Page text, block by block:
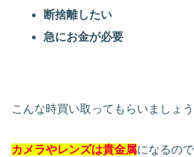
断捨離したい
急にお金が必要
こんな時買い取ってもらいましょう
カメラやレンズは貴金属になるの